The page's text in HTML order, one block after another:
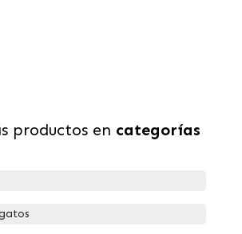
productos en categorías